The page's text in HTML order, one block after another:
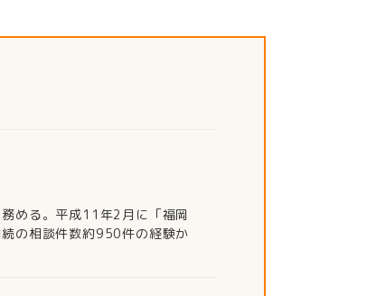
める。平成11年2月に「福岡
の相談件数約950件の経験か